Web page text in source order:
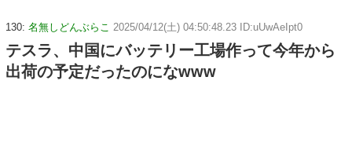
130: 名無しどんぶらこ 2025/04/12(土) 04:50:48.23 ID:uUwAeIpt0
テスラ、中国にバッテリー工場作って今年から
出荷の予定だったのになwww